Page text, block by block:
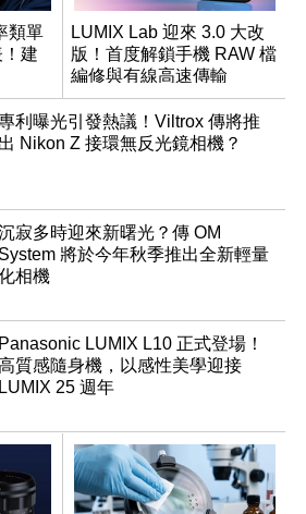
類單
建
LUMIX Lab 迎來 3.0 大改
版！首度解鎖手機 RAW 檔
編修與有線高速傳輸
利曝光引發熱議！Viltrox 傳將推
出 Nikon Z 接環無反光鏡相機？
寂多時迎來新曙光？傳 OM
System 將於今年秋季推出全新輕量
相機
Panasonic LUMIX L10 正式登場！
高質感隨身機，以感性美學迎接
LUMIX 25 週年